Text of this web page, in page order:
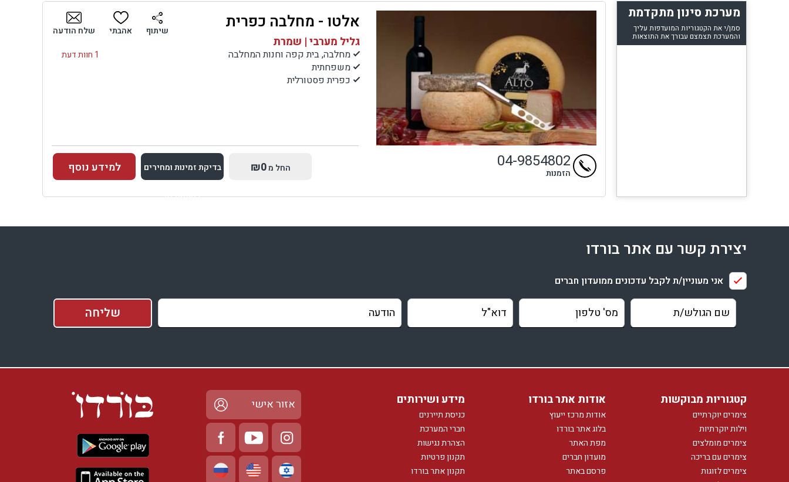
מערכת סינון מתקדמת
סמן/י את הקטגוריות המועדפות עליך
והמערכת תצמצם עבורך את התוצאות
אלטו - מחלבה כפרית
גליל מערבי | שמרת
1 חוות דעת
מחלבה, בית קפה וחנות המחלבה
משפחתית
כפרית פסטורלית
שיתוף אהבתי שלח הודעה
04-9854802
הזמנות החל מ₪0 בדיקת זמינות ומחירים
למתחם זה
בדיקת זמינות ומחירים
למידע נוסף
יצירת קשר עם אתר בורדו
אני מעוניין/ת לקבל עדכונים ממועדון חברים
קטגוריות מבוקשות
צימרים יוקרתיים
וילות יוקרתיות
צימרים מומלצים
צימרים עם בריכה
צימרים לזוגות
אודות אתר בורדו
אודות מרכז ייעוץ
בלוג אתר בורדו
מפת האתר
מועדון חברים
פרסם באתר
מידע ושירותים
כניסת תיירנים
חברי המערכת
הצהרת נגישות
תקנון פרטיות
תקנון אתר בורדו
אזור אישי